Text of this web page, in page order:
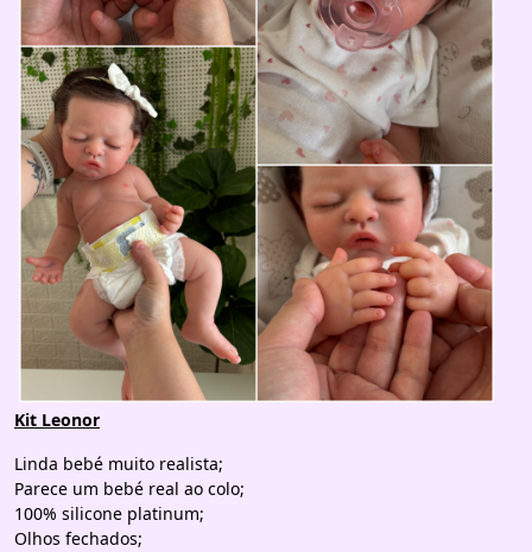
Kit Leonor
Linda bebé muito realista;
Parece um bebé real ao colo;
100% silicone platinum;
Olhos fechados;